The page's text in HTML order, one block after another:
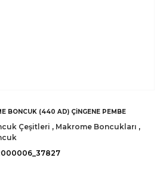
BONCUK (440 AD) ÇİNGENE PEMBE
Çeşitleri , Makrome Boncukları ,